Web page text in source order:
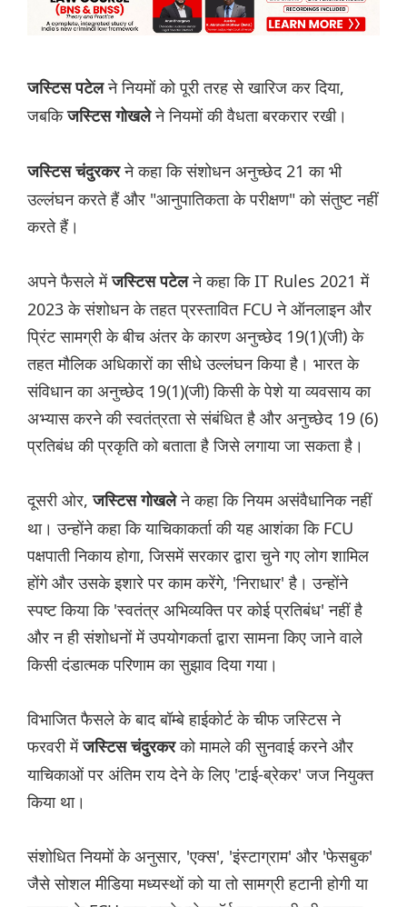
जस्टिस पटेलने नियमों को पूरी तरह से खारिज कर दिया,
जबकिजस्टिस गोखलेने नियमों की वैधता बरकरार रखी।
जस्टिस चंदुरकरने कहा कि संशोधन अनुच्छेद 21 का भी
उल्लंघन करते हैं और "आनुपातिकता के परीक्षण" को संतुष्ट नहीं
करते हैं।
अपने फैसले मेंजस्टिस पटेलने कहा कि IT Rules 2021 में
2023 के संशोधन के तहत प्रस्तावित FCU ने ऑनलाइन और
प्रिंट सामग्री के बीच अंतर के कारण अनुच्छेद 19(1)(जी) के
तहत मौलिक अधिकारों का सीधे उल्लंघन किया है। भारत के
संविधान का अनुच्छेद 19(1)(जी) किसी के पेशे या व्यवसाय का
अभ्यास करने की स्वतंत्रता से संबंधित है और अनुच्छेद 19 (6)
प्रतिबंध की प्रकृति को बताता है जिसे लगाया जा सकता है।
दूसरी ओर,जस्टिस गोखलेने कहा कि नियम असंवैधानिक नहीं
था। उन्होंने कहा कि याचिकाकर्ता की यह आशंका कि FCU
पक्षपाती निकाय होगा, जिसमें सरकार द्वारा चुने गए लोग शामिल
होंगे और उसके इशारे पर काम करेंगे, 'निराधार' है। उन्होंने
स्पष्ट किया कि 'स्वतंत्र अभिव्यक्ति पर कोई प्रतिबंध' नहीं है
और न ही संशोधनों में उपयोगकर्ता द्वारा सामना किए जाने वाले
किसी दंडात्मक परिणाम का सुझाव दिया गया।
विभाजित फैसले के बाद बॉम्बे हाईकोर्ट के चीफ जस्टिस ने
फरवरी मेंजस्टिस चंदुरकरको मामले की सुनवाई करने और
याचिकाओं पर अंतिम राय देने के लिए 'टाई-ब्रेकर' जज नियुक्त
किया था।
संशोधित नियमों के अनुसार, 'एक्स', 'इंस्टाग्राम' और 'फेसबुक'
जैसे सोशल मीडिया मध्यस्थों को या तो सामग्री हटानी होगी या